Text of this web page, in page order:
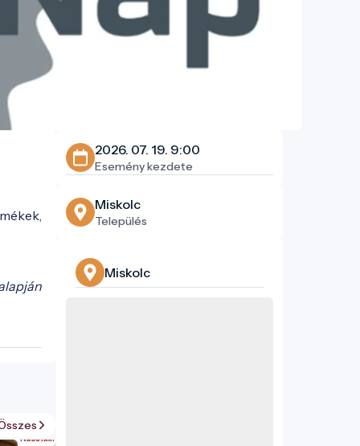
2026. 07. 19. 9:00
Esemény kezdete
Miskolc
Település
Miskolc